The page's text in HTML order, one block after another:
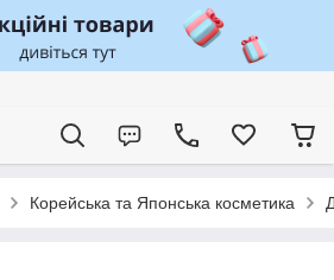
Корейська та Японська косметика